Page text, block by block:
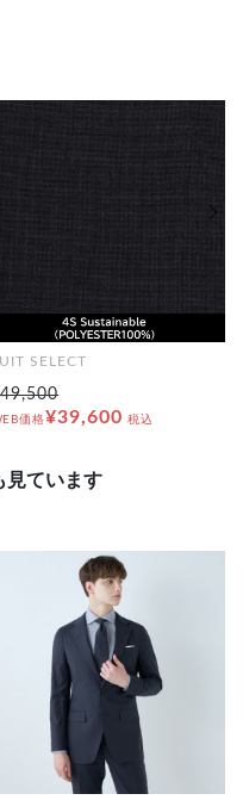
SELECT
価格¥39,600 税込
見ています